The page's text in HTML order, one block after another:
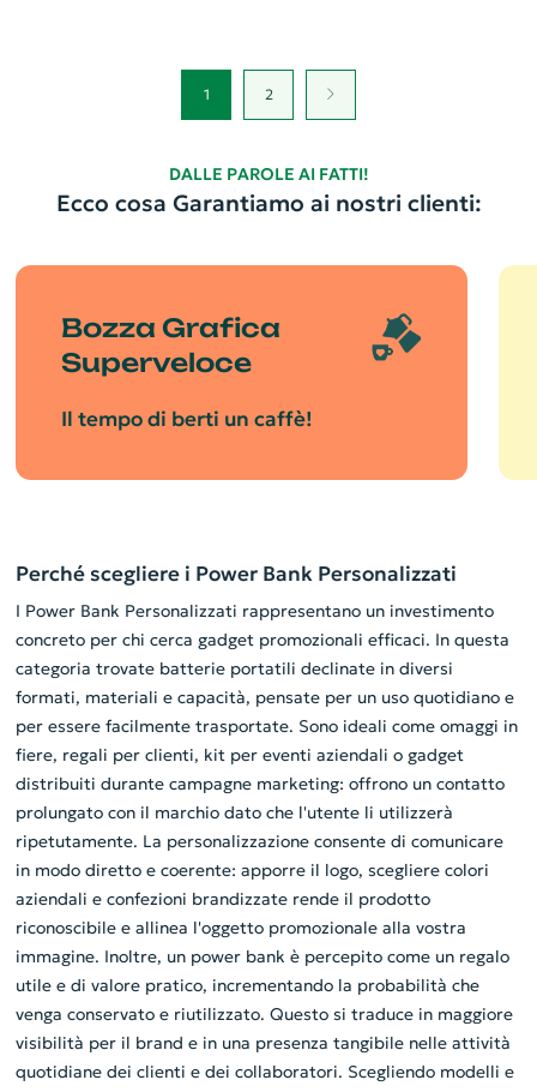
1 2
DALLE PAROLE AI FATTI!
Ecco cosa Garantiamo ai nostri clienti:
Bozza Grafica
Superveloce
Il tempo di berti un caffè!
Perché scegliere i Power Bank Personalizzati
I Power Bank Personalizzati rappresentano un investimento
concreto per chi cerca gadget promozionali efficaci. In questa
categoria trovate batterie portatili declinate in diversi
formati, materiali e capacità, pensate per un uso quotidiano e
per essere facilmente trasportate. Sono ideali come omaggi in
fiere, regali per clienti, kit per eventi aziendali o gadget
distribuiti durante campagne marketing: offrono un contatto
prolungato con il marchio dato che l'utente li utilizzerà
ripetutamente. La personalizzazione consente di comunicare
in modo diretto e coerente: apporre il logo, scegliere colori
aziendali e confezioni brandizzate rende il prodotto
riconoscibile e allinea l'oggetto promozionale alla vostra
immagine. Inoltre, un power bank è percepito come un regalo
utile e di valore pratico, incrementando la probabilità che
venga conservato e riutilizzato. Questo si traduce in maggiore
visibilità per il brand e in una presenza tangibile nelle attività
quotidiane dei clienti e dei collaboratori. Scegliendo modelli e